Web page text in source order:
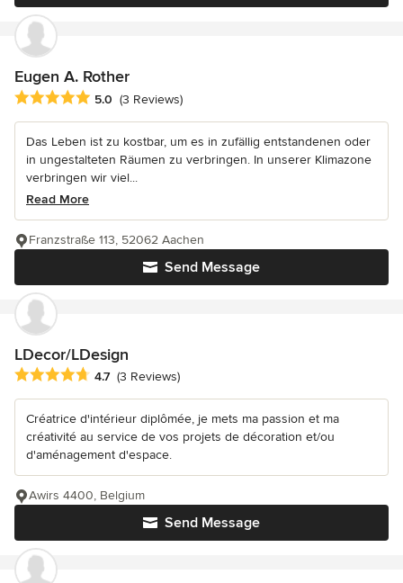
Eugen A. Rother
Average rating: 5 out of 5 stars
5.0 (3 Reviews)
Das Leben ist zu kostbar, um es in zufällig entstandenen oder
in ungestalteten Räumen zu verbringen. In unserer Klimazone
verbringen wir viel...
Read More
Send Message
Franzstraße 113, 52062 Aachen
LDecor/LDesign
Average rating: 4.7 out of 5 stars
4.7 (3 Reviews)
Créatrice d'intérieur diplômée, je mets ma passion et ma
créativité au service de vos projets de décoration et/ou
d'aménagement d'espace.
Send Message
Awirs 4400, Belgium